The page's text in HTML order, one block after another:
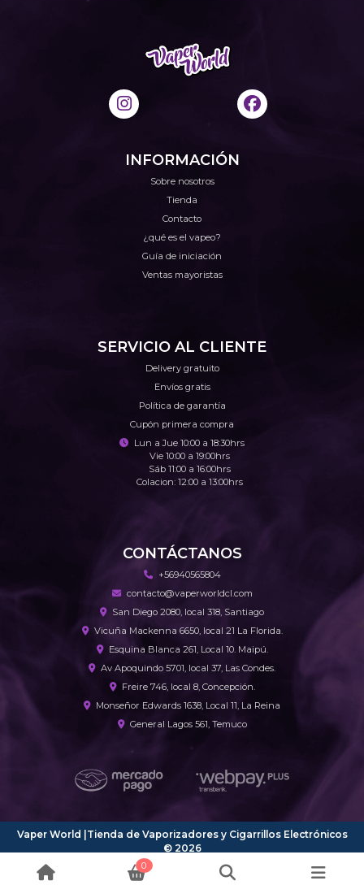
INFORMACIÓN
Sobre nosotros
Tienda
Contacto
¿qué es el vapeo?
Guía de iniciación
Ventas mayoristas
SERVICIO AL CLIENTE
Delivery gratuito
Envíos gratis
Política de garantía
Cupón primera compra
Lun a Jue 10:00 a 18:30hrs
Vie 10:00 a 19:00hrs
Sáb 11:00 a 16:00hrs
Colacion: 12:00 a 13:00hrs
CONTÁCTANOS
+56940565804
contacto@vaperworldcl.com
San Diego 2080, local 318, Santiago
Vicuña Mackenna 6650, local 21 La Florida.
Esquina Blanca 261, Local 10. Maipú.
Av Apoquindo 5701, local 37, Las Condes.
Freire 746, local 8, Concepción.
Monseñor Edwards 1638, Local 11, La Reina
General Lagos 561, Temuco
Vaper World |Tienda de Vaporizadores y Cigarrillos Electrónicos
© 2026
¿Te gusta mi tienda? Yo vendo con
0